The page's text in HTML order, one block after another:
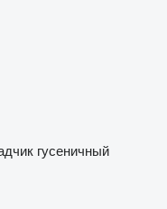
гусеничный